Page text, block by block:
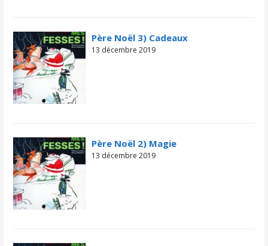
Père Noël 3) Cadeaux
13 décembre 2019
Père Noël 2) Magie
13 décembre 2019